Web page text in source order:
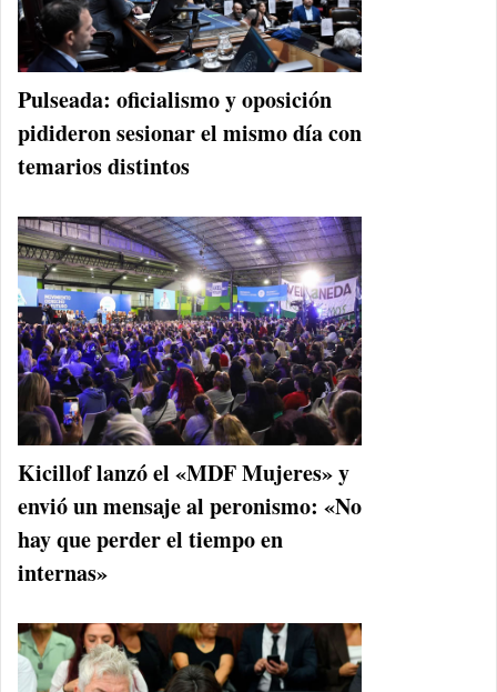
Pulseada: oficialismo y oposición
pidideron sesionar el mismo día con
temarios distintos
Kicillof lanzó el «MDF Mujeres» y
envió un mensaje al peronismo: «No
hay que perder el tiempo en
internas»